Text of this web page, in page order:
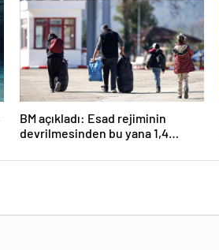
BM açıkladı: Esad rejiminin
devrilmesinden bu yana 1,4
ülkelerine döndü